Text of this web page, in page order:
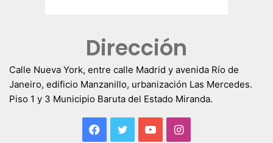
Dirección
Calle Nueva York, entre calle Madrid y avenida Río de
Janeiro, edificio Manzanillo, urbanización Las Mercedes.
Piso 1 y 3 Municipio Baruta del Estado Miranda.
Facebook
TwitterYouTubeInstagram